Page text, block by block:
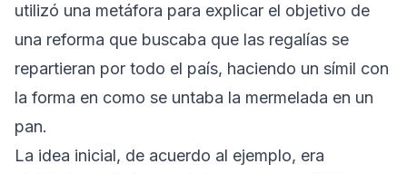
utilizó una metáfora para explicar el objetivo de
una reforma que buscaba que las regalías se
repartieran por todo el país, haciendo un símil con
la forma en como se untaba la mermelada en un
pan.
La idea inicial, de acuerdo al ejemplo, era